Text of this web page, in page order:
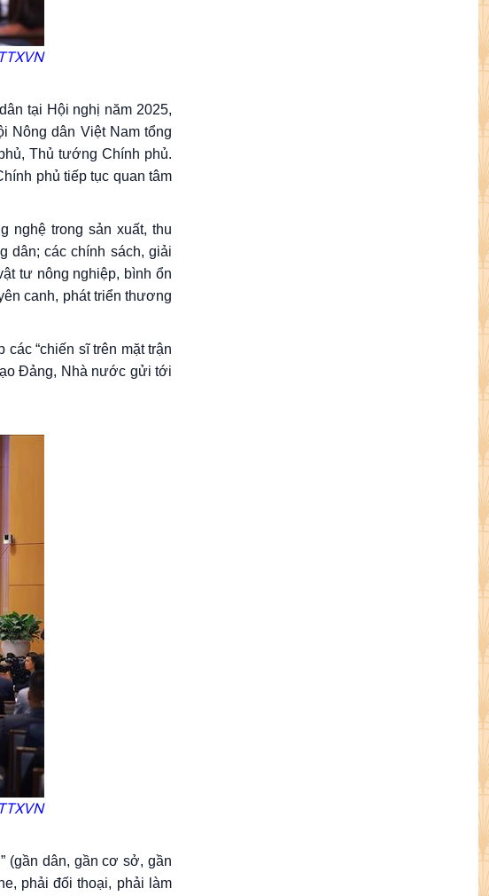
tại Hội nghị năm 2025,
Nông dân Việt Nam tổng
Thủ tướng Chính phủ.
phủ tiếp tục quan tâm
nghệ trong sản xuất, thu
dân; các chính sách, giải
tư nông nghiệp, bình ổn
canh, phát triển thương
“chiến sĩ trên mặt trận
Đảng, Nhà nước gửi tới
(gần dân, gần cơ sở, gần
phải đối thoại, phải làm